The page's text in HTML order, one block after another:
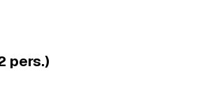
pers.)